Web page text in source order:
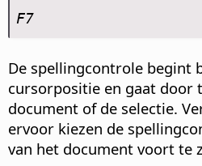
F7
De spellingcontrole begint
cursorpositie en gaat door
document of de selectie.
ervoor kiezen de
van het document voort te